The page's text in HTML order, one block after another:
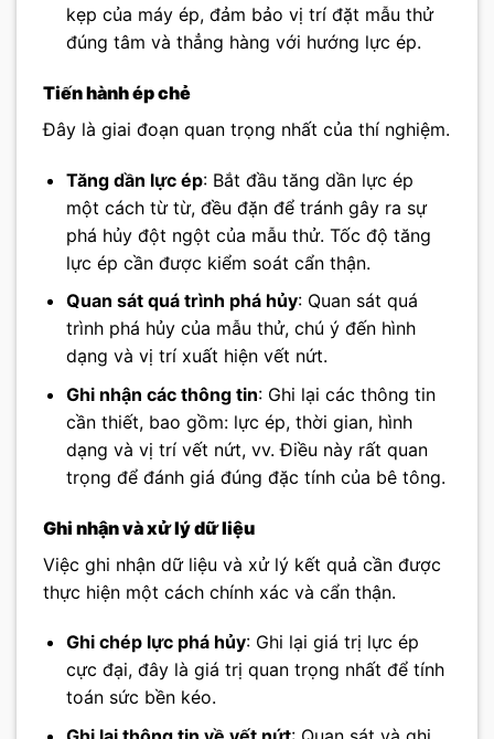
kẹp của máy ép, đảm bảo vị trí đặt mẫu thử
đúng tâm và thẳng hàng với hướng lực ép.
Tiến hành ép chẻ
Đây là giai đoạn quan trọng nhất của thí nghiệm.
Tăng dần lực ép: Bắt đầu tăng dần lực ép
một cách từ từ, đều đặn để tránh gây ra sự
phá hủy đột ngột của mẫu thử. Tốc độ tăng
lực ép cần được kiểm soát cẩn thận.
Quan sát quá trình phá hủy: Quan sát quá
trình phá hủy của mẫu thử, chú ý đến hình
dạng và vị trí xuất hiện vết nứt.
Ghi nhận các thông tin: Ghi lại các thông tin
cần thiết, bao gồm: lực ép, thời gian, hình
dạng và vị trí vết nứt, vv. Điều này rất quan
trọng để đánh giá đúng đặc tính của bê tông.
Ghi nhận và xử lý dữ liệu
Việc ghi nhận dữ liệu và xử lý kết quả cần được
thực hiện một cách chính xác và cẩn thận.
Ghi chép lực phá hủy: Ghi lại giá trị lực ép
cực đại, đây là giá trị quan trọng nhất để tính
toán sức bền kéo.